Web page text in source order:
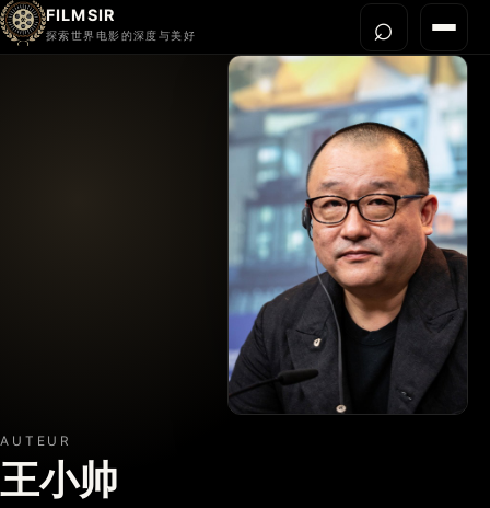
FILMSIR
探索世界电影的深度与美好 菜单
⌕打开
AUTEUR
王小帅